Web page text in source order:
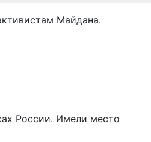
Майдана.
России. Имели место